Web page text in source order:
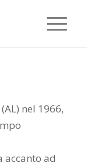
nel 1966,
accanto ad